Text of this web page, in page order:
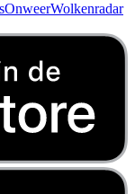
OnweerWolkenradar